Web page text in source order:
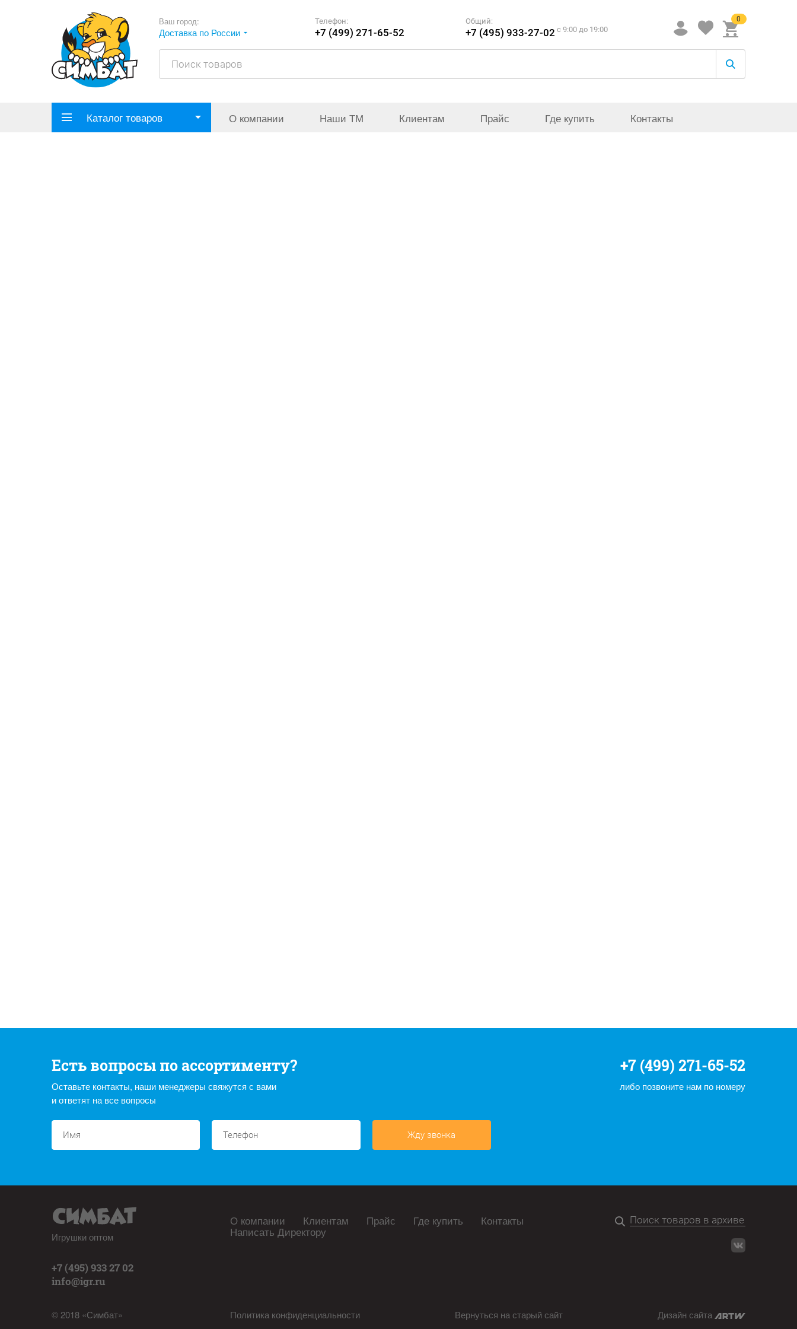
Ваш город:
Доставка по России
Телефон:
+7 (499) 271-65-52
Общий:
+7 (495) 933-27-02 c 9:00 до 19:00
0
Каталог товаров О компании Наши ТМ Клиентам Прайс Где купить Контакты
Есть вопросы по ассортименту?
Оставьте контакты, наши менеджеры свяжутся с вами
и ответят на все вопросы
+7 (499) 271-65-52
либо позвоните нам по номеру
Жду звонка
Игрушки оптом
+7 (495) 933 27 02
info@igr.ru
© 2018 «Симбат»
О компании Клиентам Прайс Где купить Контакты
Написать Директору
Политика конфиденциальности Вернуться на старый сайт Дизайн сайта